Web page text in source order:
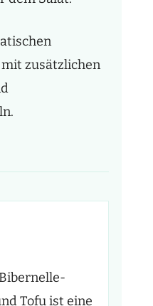
zusätzlichen
Tofu ist eine